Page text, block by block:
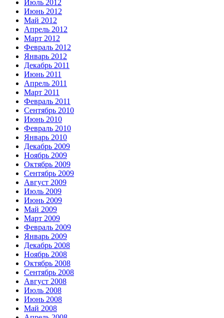
Июль 2012
Июнь 2012
Май 2012
Апрель 2012
Март 2012
Февраль 2012
Январь 2012
Декабрь 2011
Июнь 2011
Апрель 2011
Март 2011
Февраль 2011
Сентябрь 2010
Июнь 2010
Февраль 2010
Январь 2010
Декабрь 2009
Ноябрь 2009
Октябрь 2009
Сентябрь 2009
Август 2009
Июль 2009
Июнь 2009
Май 2009
Март 2009
Февраль 2009
Январь 2009
Декабрь 2008
Ноябрь 2008
Октябрь 2008
Сентябрь 2008
Август 2008
Июль 2008
Июнь 2008
Май 2008